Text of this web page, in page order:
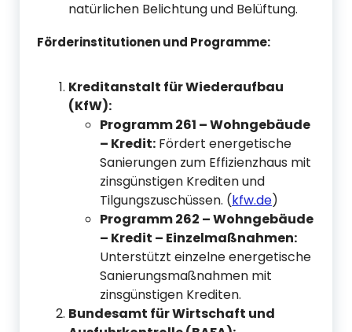
natürlichen Belichtung und Belüftung.
Förderinstitutionen und Programme:
Kreditanstalt für Wiederaufbau
(KfW):
Programm 261 – Wohngebäude
– Kredit: Fördert energetische
Sanierungen zum Effizienzhaus mit
zinsgünstigen Krediten und
Tilgungszuschüssen. (kfw.de)
Programm 262 – Wohngebäude
– Kredit – Einzelmaßnahmen:
Unterstützt einzelne energetische
Sanierungsmaßnahmen mit
zinsgünstigen Krediten.
Bundesamt für Wirtschaft und